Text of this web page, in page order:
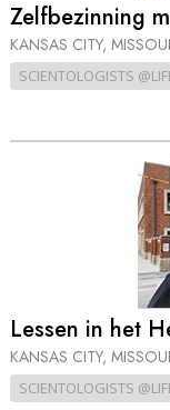
Zelfbezinning
KANSAS CITY,
SCIENTOLOGISTS
Lessen in het
KANSAS CITY,
SCIENTOLOGISTS